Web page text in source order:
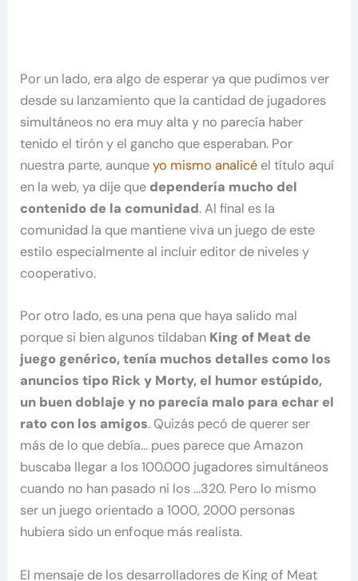
Por un lado, era algo de esperar ya que pudimos ver
desde su lanzamiento que la cantidad de jugadores
simultáneos no era muy alta y no parecía haber
tenido el tirón y el gancho que esperaban. Por
nuestra parte, aunqueyo mismo analicé el título aquí
en la web, ya dije que dependería mucho del
contenido de la comunidad. Al final es la
comunidad la que mantiene viva un juego de este
estilo especialmente al incluir editor de niveles y
cooperativo.
Por otro lado, es una pena que haya salido mal
porque si bien algunos tildaban King of Meat de
juego genérico, tenía muchos detalles como los
anuncios tipo Rick y Morty, el humor estúpido,
un buen doblaje y no parecía malo para echar el
rato con los amigos. Quizás pecó de querer ser
más de lo que debía… pues parece que Amazon
buscaba llegar a los 100.000 jugadores simultáneos
cuando no han pasado ni los …320. Pero lo mismo
ser un juego orientado a 1000, 2000 personas
hubiera sido un enfoque más realista.
El mensaje de los desarrolladores de King of Meat